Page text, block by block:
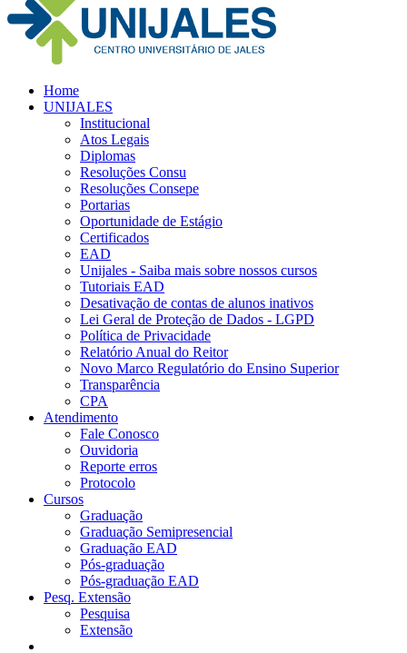
Home
UNIJALES
Institucional
Atos Legais
Diplomas
Resoluções Consu
Resoluções Consepe
Portarias
Oportunidade de Estágio
Certificados
EAD
Unijales - Saiba mais sobre nossos cursos
Tutoriais EAD
Desativação de contas de alunos inativos
Lei Geral de Proteção de Dados - LGPD
Política de Privacidade
Relatório Anual do Reitor
Novo Marco Regulatório do Ensino Superior
Transparência
CPA
Atendimento
Fale Conosco
Ouvidoria
Reporte erros
Protocolo
Cursos
Graduação
Graduação Semipresencial
Graduação EAD
Pós-graduação
Pós-graduação EAD
Pesq. Extensão
Pesquisa
Extensão